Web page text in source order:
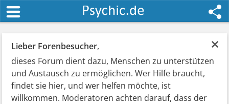
×
Lieber Forenbesucher,
dieses Forum dient dazu, Menschen zu unterstützen
und Austausch zu ermöglichen. Wer Hilfe braucht,
findet sie hier, und wer helfen möchte, ist
willkommen. Moderatoren achten darauf, dass der